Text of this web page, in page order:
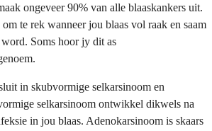
ongeveer 90% van alle blaaskankers uit.
te rek wanneer jou blaas vol raak en saam
Soms hoor jy dit as
in skubvormige selkarsinoom en
selkarsinoom ontwikkel dikwels na
in jou blaas. Adenokarsinoom is skaars